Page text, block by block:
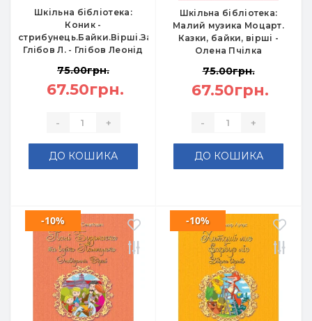
Шкільна бібліотека:
Коник -
стрибунець.Байки.Вірші.Загадки.
Глібов Л. - Глібов Леонід
75.00грн.
67.50грн.
- +
ДО КОШИКА
Шкільна бібліотека:
Малий музика Моцарт.
Казки, байки, вірші -
Олена Пчілка
75.00грн.
67.50грн.
- +
ДО КОШИКА
-10% -10%